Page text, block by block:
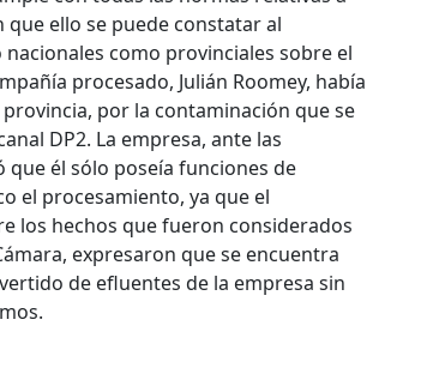
ello se puede constatar al
como provinciales sobre el
procesado, Julián Roomey, había
por la contaminación que se
DP2. La empresa, ante las
que él sólo poseía funciones de
el procesamiento, ya que el
los hechos que fueron considerados
expresaron que se encuentra
de efluentes de la empresa sin